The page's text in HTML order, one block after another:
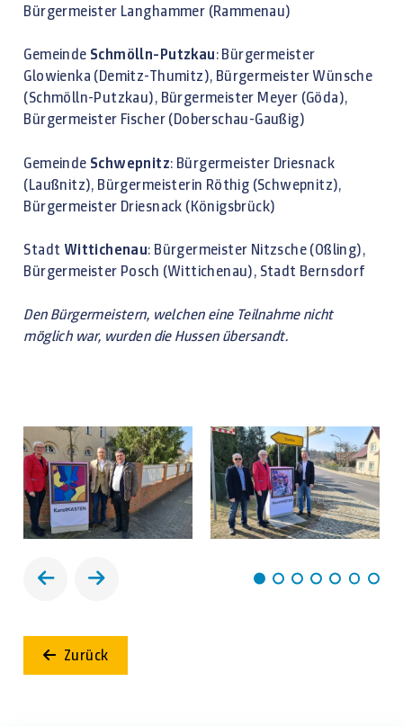
Bürgermeister Langhammer (Rammenau)
Gemeinde Schmölln-Putzkau: Bürgermeister
Glowienka (Demitz-Thumitz), Bürgermeister Wünsche
(Schmölln-Putzkau), Bürgermeister Meyer (Göda),
Bürgermeister Fischer (Doberschau-Gaußig)
Gemeinde Schwepnitz: Bürgermeister Driesnack
(Laußnitz), Bürgermeisterin Röthig (Schwepnitz),
Bürgermeister Driesnack (Königsbrück)
Stadt Wittichenau: Bürgermeister Nitzsche (Oßling),
Bürgermeister Posch (Wittichenau), Stadt Bernsdorf
Den Bürgermeistern, welchen eine Teilnahme nicht
möglich war, wurden die Hussen übersandt.
Zurück